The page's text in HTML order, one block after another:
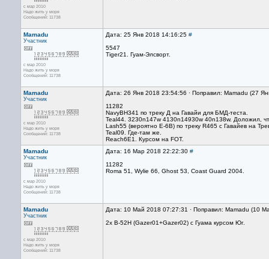
с мар 2010
Надо жить у моря
Сообщений: 11738
Mamadu
Участник
с мар 2010
Надо жить у моря
Сообщений: 11738
Дата: 25 Янв 2018 14:16:25 #
5547
Tiger21. Гуам-Элсворт.
Mamadu
Участник
с мар 2010
Надо жить у моря
Сообщений: 11738
Дата: 26 Янв 2018 23:54:56 · Поправил: Mamadu (27
11282
NavyBH341 по треку Д на Гавайи для БМД-теста.
Teal44. 3230n147w 4130n14930w 40n138w. Доложил,
Lash55 (вероятно Е-6В) по треку R465 с Гавайев на
Teal09. Где-там же.
Reach6E1. Курсом на FOT.
Mamadu
Участник
с мар 2010
Надо жить у моря
Сообщений: 11738
Дата: 16 Мар 2018 22:22:30 #
11282
Roma 51, Wylie 66, Ghost 53, Coast Guard 2004.
Mamadu
Участник
с мар 2010
Надо жить у моря
Сообщений: 11738
Дата: 10 Май 2018 07:27:31 · Поправил: Mamadu (10
2x B-52H (Gazer01+Gazer02) с Гуама курсом Юг.